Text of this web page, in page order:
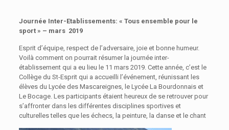
Journée Inter-Etablissements: « Tous ensemble pour le
sport » – mars 2019
Esprit d’équipe, respect de l’adversaire, joie et bonne humeur.
Voilà comment on pourrait résumer la journée inter-
établissement qui a eu lieu le 11 mars 2019. Cette année, c’est le
Collège du St-Esprit qui a accueilli l’événement, réunissant les
élèves du Lycée des Mascareignes, le Lycée La Bourdonnais et
Le Bocage. Les participants étaient heureux de se retrouver pour
s’affronter dans les différentes disciplines sportives et
culturelles telles que les échecs, la peinture, la danse et le chant